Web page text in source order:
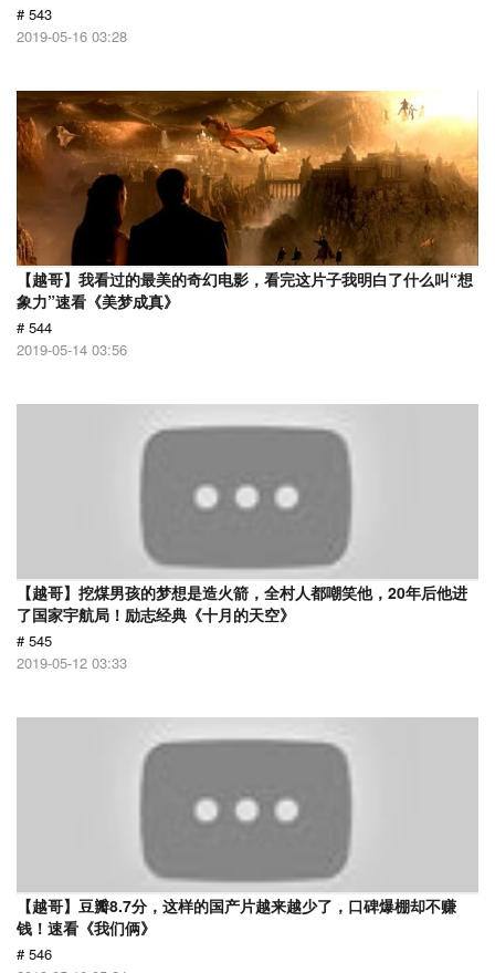
# 543
2019-05-16 03:28
【越哥】我看过的最美的奇幻电影，看完这片子我明白了什么叫“想
象力”速看《美梦成真》
# 544
2019-05-14 03:56
【越哥】挖煤男孩的梦想是造火箭，全村人都嘲笑他，20年后他进
了国家宇航局！励志经典《十月的天空》
# 545
2019-05-12 03:33
【越哥】豆瓣8.7分，这样的国产片越来越少了，口碑爆棚却不赚
钱！速看《我们俩》
# 546